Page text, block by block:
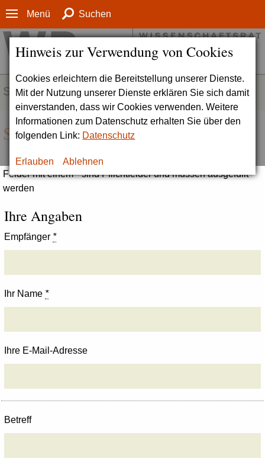
Hinweis zur Verwendung von Cookies
Cookies erleichtern die Bereitstellung unserer Dienste.
Mit der Nutzung unserer Dienste erklären Sie sich damit
einverstanden, dass wir Cookies verwenden. Weitere
Informationen zum Datenschutz erhalten Sie über den
folgenden Link: Datenschutz
Erlauben Ablehnen
Menü Suchen
SERVICE
Seite empfehlen
Felder mit einem * sind Pflichtfelder und müssen ausgefüllt
werden
Ihre Angaben
Empfänger *
Ihr Name *
Ihre E-Mail-Adresse
Betreff